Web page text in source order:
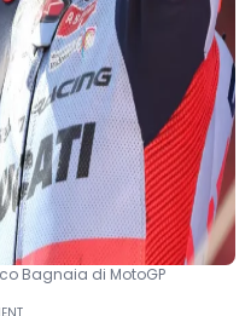
Bagnaia di MotoGP